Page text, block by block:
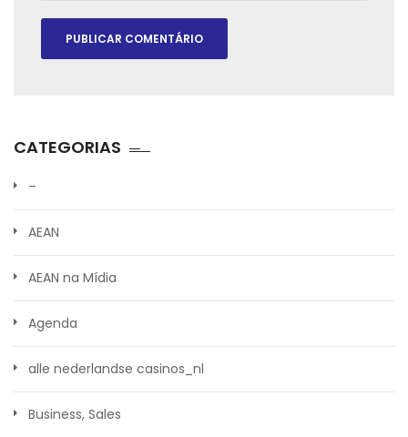
CATEGORIAS
–
AEAN
AEAN na Mídia
Agenda
alle nederlandse casinos_nl
Business, Sales